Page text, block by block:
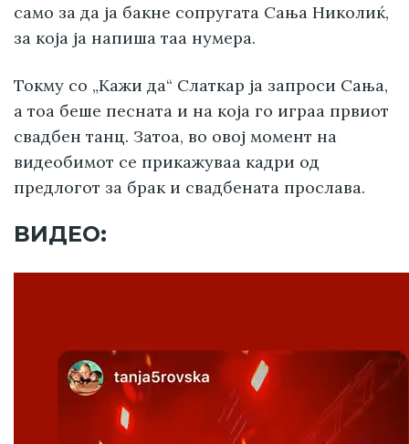
само за да ја бакне сопругата Сања Николиќ,
за која ја напиша таа нумера.
Токму со „Кажи да“ Слаткар ја запроси Сања,
а тоа беше песната и на која го играа првиот
свадбен танц. Затоа, во овој момент на
видеобимот се прикажуваа кадри од
предлогот за брак и свадбената прослава.
ВИДЕО: